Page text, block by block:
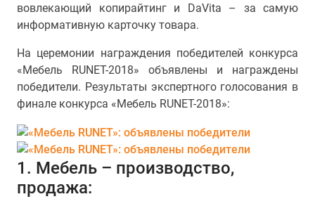
вовлекающий копирайтинг и DaVita – за самую
информативную карточку товара.
На церемонии награждения победителей конкурса
«Мебель RUNET-2018» объявлены и награждены
победители. Результаты экспертного голосования в
финале конкурса «Мебель RUNET-2018»:
1. Мебель – производство,
продажа: